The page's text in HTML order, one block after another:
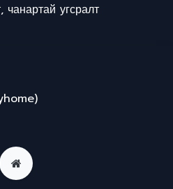
угсралт